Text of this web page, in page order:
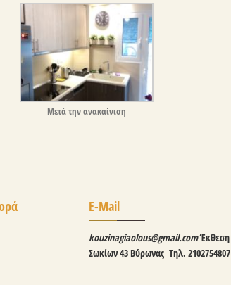
Μετά την ανακαίνιση
E-Mail
kouzinagiaolous@gmail.comΈκθεση
Σωκίων 43 Βύρωνας Τηλ. 2102754807